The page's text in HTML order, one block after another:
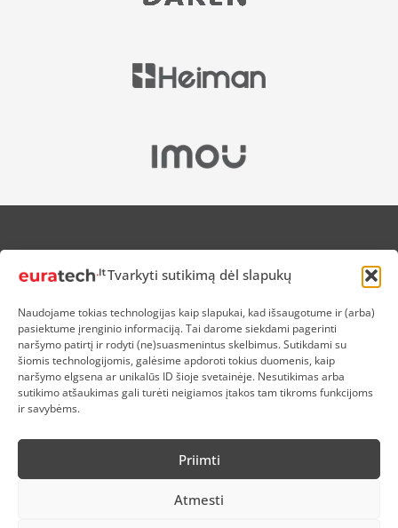
Tvarkyti sutikimą dėl slapukų
Naudojame tokias technologijas kaip slapukai, kad išsaugotume ir (arba)
pasiektume įrenginio informaciją. Tai darome siekdami pagerinti
naršymo patirtį ir rodyti (ne)suasmenintus skelbimus. Sutikdami su
šiomis technologijomis, galėsime apdoroti tokius duomenis, kaip
naršymo elgsena ar unikalūs ID šioje svetainėje. Nesutikimas arba
sutikimo atšaukimas gali turėti neigiamos įtakos tam tikroms funkcijoms
ir savybėms.
Priimti
Atmesti
APIE MUS
NUOLAIDOS HEROJAMS
PREKIŲ IR PINIGŲ GRĄŽINIMAS
ATSISKAITYMAS
D.U.K
KOKYBĖS POLITIKA
SLAPUKŲ POLITIKA
SĄLYGOS IR TAISYKLĖS
ELEKTRONIKOS RŪŠIAVIMAS